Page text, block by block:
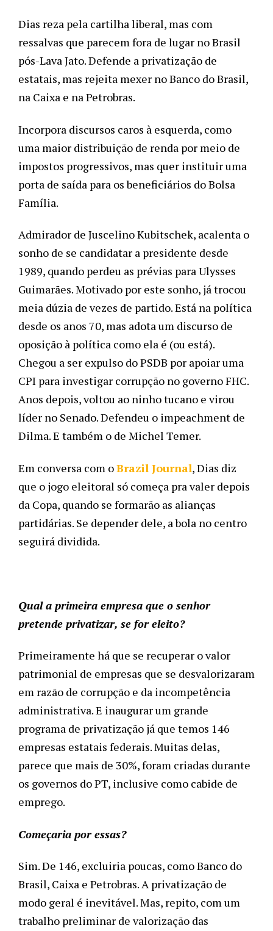
Dias reza pela cartilha liberal, mas com
ressalvas que parecem fora de lugar no Brasil
pós-Lava Jato. Defende a privatização de
estatais, mas rejeita mexer no Banco do Brasil,
na Caixa e na Petrobras.
Incorpora discursos caros à esquerda, como
uma maior distribuição de renda por meio de
impostos progressivos, mas quer instituir uma
porta de saída para os beneficiários do Bolsa
Família.
Admirador de Juscelino Kubitschek, acalenta o
sonho de se candidatar a presidente desde
1989, quando perdeu as prévias para Ulysses
Guimarães. Motivado por este sonho, já trocou
meia dúzia de vezes de partido. Está na política
desde os anos 70, mas adota um discurso de
oposição à política como ela é (ou está).
Chegou a ser expulso do PSDB por apoiar uma
CPI para investigar corrupção no governo FHC.
Anos depois, voltou ao ninho tucano e virou
líder no Senado. Defendeu o impeachment de
Dilma. E também o de Michel Temer.
Em conversa com o Brazil Journal, Dias diz
que o jogo eleitoral só começa pra valer depois
da Copa, quando se formarão as alianças
partidárias. Se depender dele, a bola no centro
seguirá dividida.
Qual a primeira empresa que o senhor
pretende privatizar, se for eleito?
Primeiramente há que se recuperar o valor
patrimonial de empresas que se desvalorizaram
em razão de corrupção e da incompetência
administrativa. E inaugurar um grande
programa de privatização já que temos 146
empresas estatais federais. Muitas delas,
parece que mais de 30%, foram criadas durante
os governos do PT, inclusive como cabide de
emprego.
Começaria por essas?
Sim. De 146, excluiria poucas, como Banco do
Brasil, Caixa e Petrobras. A privatização de
modo geral é inevitável. Mas, repito, com um
trabalho preliminar de valorização das